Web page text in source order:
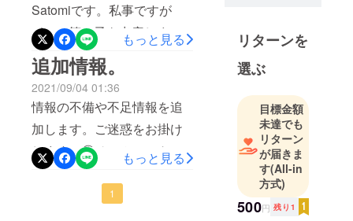
Satomiです。私事ですが
9/17に第一子を出産しまし
た！！計画無痛分娩の予定
がまさかの緊急帝王切開で
産むことになり、とても不
安で一瞬最悪な事もよぎり
ました。無事生まれて来る
ことが当たり前ではないと
いう事。世の母は命懸けで
子供を産み守ろうとする
もっと見る
追加情報。
2021/09/04 01:36
情報の不備や不足情報を追
加します。ご迷惑をお掛け
します。①チームエント
リーチケット500円は各部門
に出場するチーム分ご購入
もっと見る
1
リターンを
選ぶ
目標金額
未達でも
リターン
が届きま
す(All-in
方式)
500円 残り1